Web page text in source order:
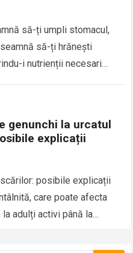
să-ți umpli stomacul,
să-ți hrănești
i nutrienții necesari
genunchi la urcatul
explicații
posibile explicații
care poate afecta
adulți activi până la